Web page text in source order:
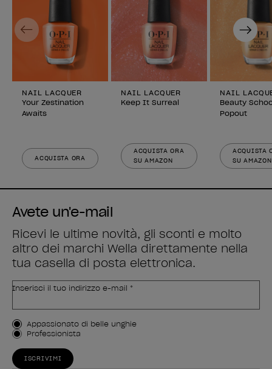
NAIL LACQUER
Your Zestination
Awaits
ACQUISTA ORA
NAIL LACQUER
Keep It Surreal
ACQUISTA ORA
SU AMAZON
NAIL
Beauty
Popout
ACQUISTA
SU AMAZON
Previous Next
Avete un'e-mail
Ricevi le ultime novità, gli sconti e molto
altro dei marchi Wella direttamente nella
tua casella di posta elettronica.
Inserisci il tuo indirizzo e-mail *
Tipo di cliente
Appassionato di belle unghie
Professionista
ISCRIVIMI